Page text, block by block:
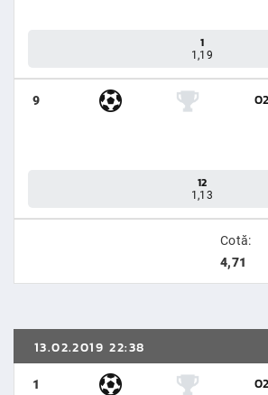
1
1,19
9
12
1,13
Cotă:
4,71
13.02.2019 22:38
1